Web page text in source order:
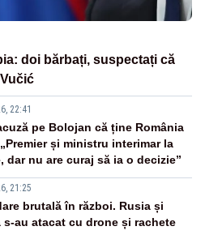
doi bărbați, suspectați că
22:41
pe Bolojan că ține România
și ministru interimar la
dar nu are curaj să ia o decizie”
21:25
brutală în război. Rusia și
s-au atacat cu drone și rachete